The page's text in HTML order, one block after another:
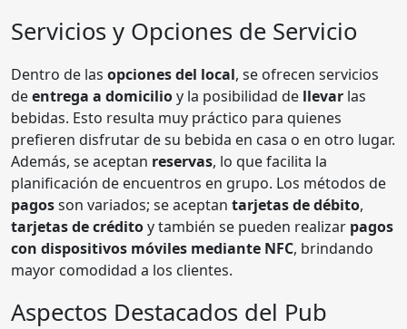
Servicios y Opciones de Servicio
Dentro de las opciones del local, se ofrecen servicios
deentrega a domicilioy la posibilidad de llevar las
bebidas. Esto resulta muy práctico para quienes
prefieren disfrutar de su bebida en casa o en otro lugar.
Además, se aceptan reservas, lo que facilita la
planificación de encuentros en grupo. Los métodos de
pagosson variados; se aceptan tarjetas de débito,
tarjetas de créditoy también se pueden realizar pagos
con dispositivos móviles mediante NFC, brindando
mayor comodidad a los clientes.
Aspectos Destacados del Pub